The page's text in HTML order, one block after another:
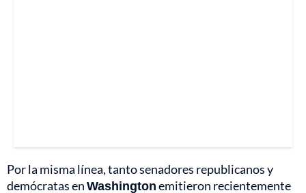
Por la misma línea, tanto senadores republicanos y
demócratas enWashingtonemitieron recientemente